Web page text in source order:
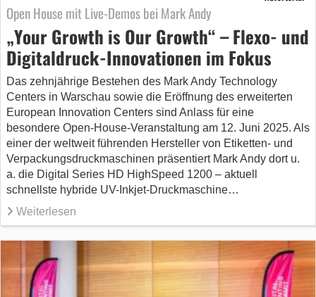
Open House mit Live-Demos bei Mark Andy
„Your Growth is Our Growth“ – Flexo- und
Digitaldruck-Innovationen im Fokus
Das zehnjährige Bestehen des Mark Andy Technology
Centers in Warschau sowie die Eröffnung des erweiterten
European Innovation Centers sind Anlass für eine
besondere Open-House-Veranstaltung am 12. Juni 2025. Als
einer der weltweit führenden Hersteller von Etiketten- und
Verpackungsdruckmaschinen präsentiert Mark Andy dort u.
a. die Digital Series HD HighSpeed 1200 – aktuell
schnellste hybride UV-Inkjet-Druckmaschine…
Weiterlesen